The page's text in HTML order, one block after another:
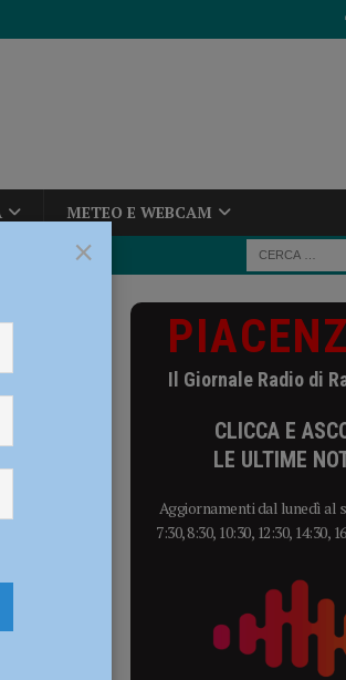
METEO E WEBCAM
Treviglio
Il Giornale Radio di
CLICCA E
LE ULTIME
Aggiornamenti dal lunedì al
7:30, 8:30, 10:30, 12:30, 14:30,
×